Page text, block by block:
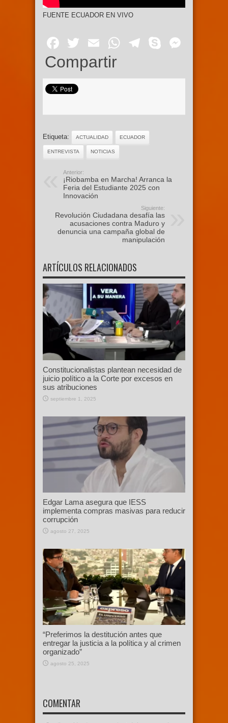
FUENTE ECUADOR EN VIVO
Facebook
Twitter
EmailWhatsApp
Telegram
Skype
Compartir
Etiqueta: ACTUALIDAD ECUADOR
ENTREVISTA NOTICIAS
Anterior:
¡Riobamba en Marcha! Arranca la
Feria del Estudiante 2025 con
Innovación
Siguiente:
Revolución Ciudadana desafía las
acusaciones contra Maduro y
denuncia una campaña global de
manipulación
ARTÍCULOS RELACIONADOS
Constitucionalistas plantean necesidad de
juicio político a la Corte por excesos en
sus atribuciones
septiembre 1, 2025
Edgar Lama asegura que IESS
implementa compras masivas para reducir
corrupción
agosto 27, 2025
“Preferimos la destitución antes que
entregar la justicia a la política y al crimen
organizado”
agosto 25, 2025
COMENTAR